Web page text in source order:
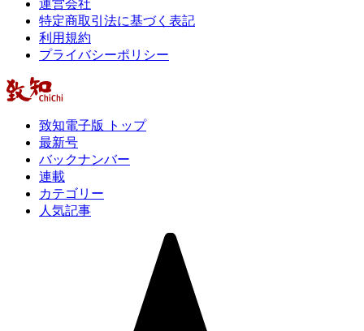
運営会社
特定商取引法に基づく表記
利用規約
プライバシーポリシー
致知電子版 トップ
最新号
バックナンバー
連載
カテゴリー
人気記事